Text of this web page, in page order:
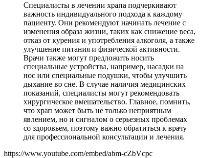
Специалисты в лечении храпа подчеркивают
важность индивидуального подхода к каждому
пациенту. Они рекомендуют начинать лечение с
изменения образа жизни, таких как снижение веса,
отказ от курения и употребления алкоголя, а также
улучшение питания и физической активности.
Врачи также могут предложить носить
специальные устройства, например, насадки на
нос или специальные подушки, чтобы улучшить
дыхание во сне. В случае наличия медицинских
показаний, специалисты могут рекомендовать
хирургическое вмешательство. Главное, помнить,
что храп может быть не только неприятным
явлением, но и сигналом о серьезных проблемах
со здоровьем, поэтому важно обратиться к врачу
для профессиональной консультации и лечения.
https://www.youtube.com/embed/abm-cZbVcpc